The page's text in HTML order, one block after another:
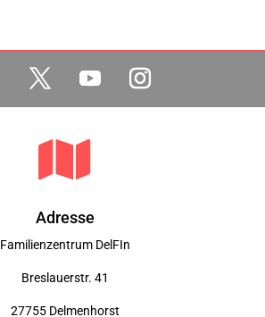

Adresse
Familienzentrum DelFIn
Breslauerstr. 41
27755 Delmenhorst